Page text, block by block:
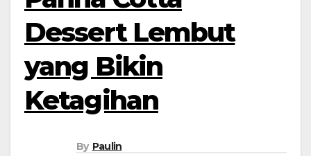
Dessert Lembut
yang Bikin
Ketagihan
By Paulin